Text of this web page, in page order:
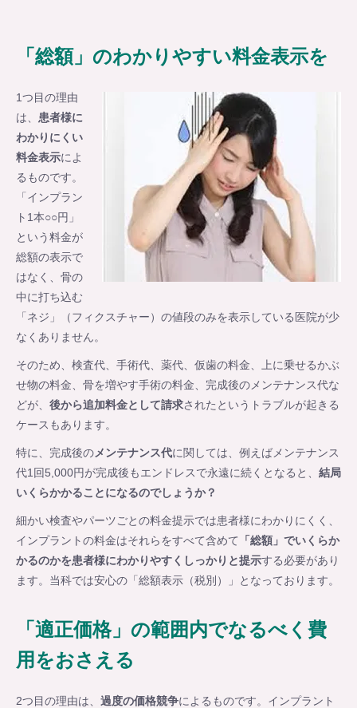
「総額」のわかりやすい料金表示を
1つ目の理由
は、 患者様に
わかりにくい
料金表示によ
るものです。
「インプラン
ト1本○○円」
という料金が
総額の表示で
はなく、骨の
中に打ち込む
「ネジ」（フィクスチャー）の値段のみを表示している医院が少
なくありません。
そのため、検査代、手術代、薬代、仮歯の料金、上に乗せるかぶ
せ物の料金、骨を増やす手術の料金、完成後のメンテナンス代な
どが、 後から追加料金として請求されたというトラブルが起きる
ケースもあります。
特に、完成後のメンテナンス代に関しては、例えばメンテナンス
代1回5,000円が完成後もエンドレスで永遠に続くとなると、 結局
いくらかかることになるのでしょうか？
細かい検査やパーツごとの料金提示では患者様にわかりにくく、
インプラントの料金はそれらをすべて含めて
「総額」でいくらか
かるのかを患者様にわかりやすくしっかりと提示する必要があり
ます。当科では安心の「総額表示（税別）」となっております。
「適正価格」の範囲内でなるべく費
用をおさえる
2つ目の理由は、 過度の価格競争によるものです。インプラント